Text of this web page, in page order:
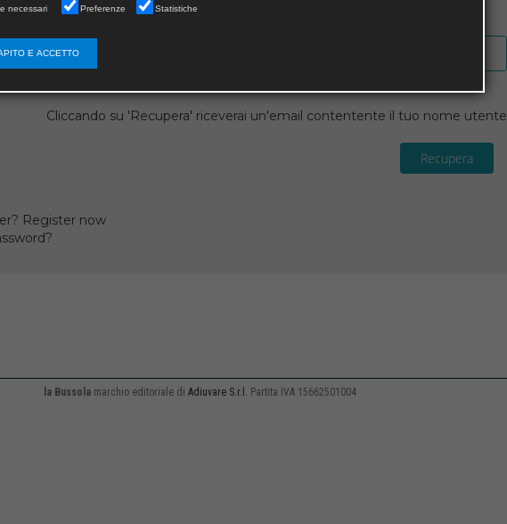
email che hai fornito in fase di registrazione
Cliccando su 'Recupera' riceverai un'email contentente il tuo nome utente
Recupera
Register now
la Bussolamarchio editoriale di Adiuvare S.r.l. Partita IVA 15662501004
necessari Preferenze Statistiche
E ACCETTO